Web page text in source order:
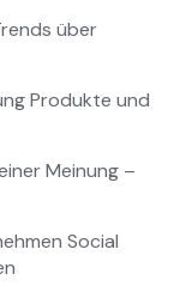
über
Produkte und
Meinung –
Social